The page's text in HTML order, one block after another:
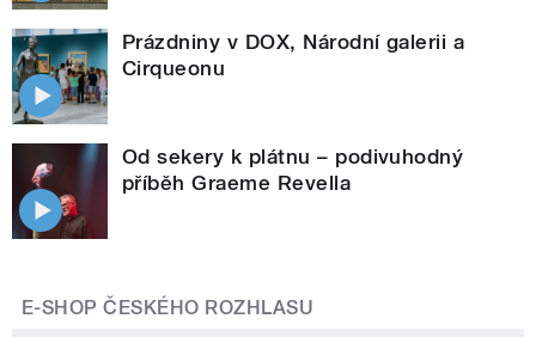
Prázdniny v DOX, Národní galerii a
Cirqueonu
Od sekery k plátnu – podivuhodný
příběh Graeme Revella
E-SHOP ČESKÉHO ROZHLASU